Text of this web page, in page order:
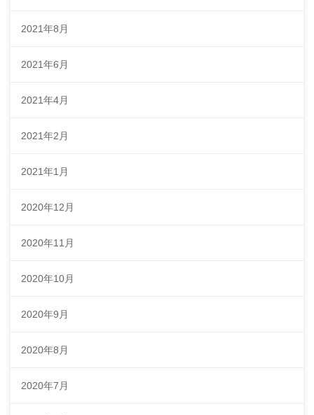
2021年8月
2021年6月
2021年4月
2021年2月
2021年1月
2020年12月
2020年11月
2020年10月
2020年9月
2020年8月
2020年7月